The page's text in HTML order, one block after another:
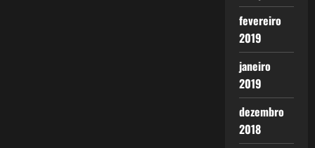
fevereiro
2019
janeiro
2019
dezembro
2018